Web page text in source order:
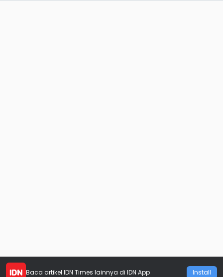
Baca artikel IDN Times lainnya di IDN App Install